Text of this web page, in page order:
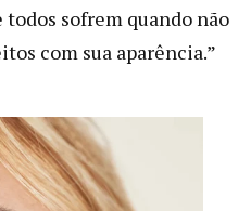
todos sofrem quando não
com sua aparência.”